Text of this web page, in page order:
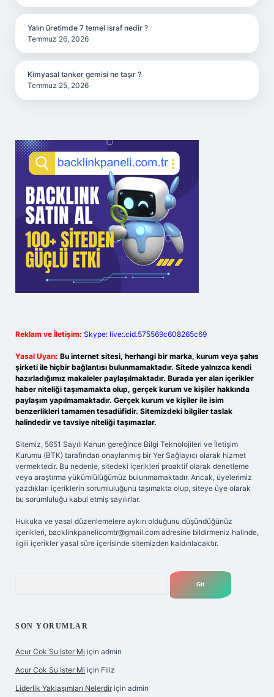
Yalın üretimde 7 temel israf nedir ?
Temmuz 26, 2026
Kimyasal tanker gemisi ne taşır ?
Temmuz 25, 2026
Reklam ve İletişim: Skype: live:.cid.575569c608265c69
Yasal Uyarı: Bu internet sitesi, herhangi bir marka, kurum veya şahıs
şirketi ile hiçbir bağlantısı bulunmamaktadır. Sitede yalnızca kendi
hazırladığımız makaleler paylaşılmaktadır. Burada yer alan içerikler
haber niteliği taşımamakta olup, gerçek kurum ve kişiler hakkında
paylaşım yapılmamaktadır. Gerçek kurum ve kişiler ile isim
benzerlikleri tamamen tesadüfidir. Sitemizdeki bilgiler taslak
halindedir ve tavsiye niteliği taşımazlar.
Sitemiz, 5651 Sayılı Kanun gereğince Bilgi Teknolojileri ve İletişim
Kurumu (BTK) tarafından onaylanmış bir Yer Sağlayıcı olarak hizmet
vermektedir. Bu nedenle, sitedeki içerikleri proaktif olarak denetleme
veya araştırma yükümlülüğümüz bulunmamaktadır. Ancak, üyelerimiz
yazdıkları içeriklerin sorumluluğunu taşımakta olup, siteye üye olarak
bu sorumluluğu kabul etmiş sayılırlar.
Hukuka ve yasal düzenlemelere aykırı olduğunu düşündüğünüz
içerikleri, backlinkpanelicomtr@gmail.com adresine bildirmeniz halinde,
ilgili içerikler yasal süre içerisinde sitemizden kaldırılacaktır.
SON YORUMLAR
Acur Cok Su Ister Mi için admin
Acur Cok Su Ister Mi için Filiz
Liderlik Yaklaşımları Nelerdir için admin